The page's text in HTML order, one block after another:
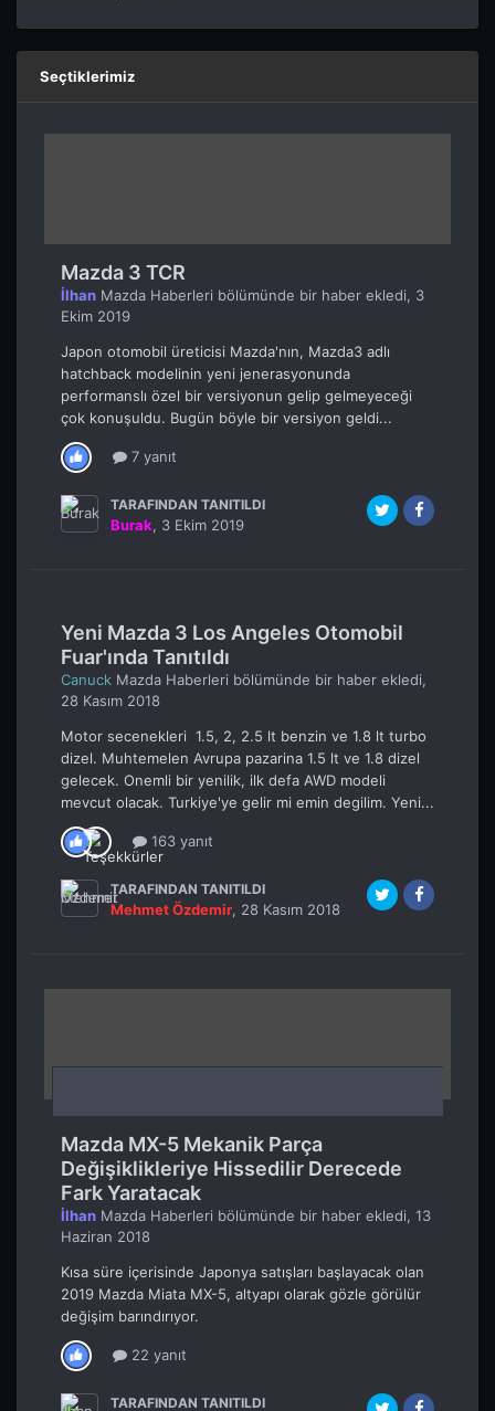
Seçtiklerimiz
Mazda 3 TCR
İlhan Mazda Haberleri bölümünde bir haber ekledi, 3
Ekim 2019
Japon otomobil üreticisi Mazda'nın, Mazda3 adlı
hatchback modelinin yeni jenerasyonunda
performanslı özel bir versiyonun gelip gelmeyeceği
çok konuşuldu. Bugün böyle bir versiyon geldi...
7 yanıt
TARAFINDAN TANITILDI
Burak, 3 Ekim 2019
Yeni Mazda 3 Los Angeles Otomobil
Fuar'ında Tanıtıldı
Canuck Mazda Haberleri bölümünde bir haber ekledi,
28 Kasım 2018
Motor secenekleri 1.5, 2, 2.5 lt benzin ve 1.8 lt turbo
dizel. Muhtemelen Avrupa pazarina 1.5 lt ve 1.8 dizel
gelecek. Onemli bir yenilik, ilk defa AWD modeli
mevcut olacak. Turkiye'ye gelir mi emin degilim. Yeni...
163 yanıt
TARAFINDAN TANITILDI
Mehmet Özdemir, 28 Kasım 2018
Mazda MX-5 Mekanik Parça
Değişiklikleriye Hissedilir Derecede
Fark Yaratacak
İlhan Mazda Haberleri bölümünde bir haber ekledi, 13
Haziran 2018
Kısa süre içerisinde Japonya satışları başlayacak olan
2019 Mazda Miata MX-5, altyapı olarak gözle görülür
değişim barındırıyor.
22 yanıt
TARAFINDAN TANITILDI